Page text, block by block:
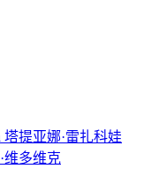
塔提亚娜·雷扎科娃
维多维克